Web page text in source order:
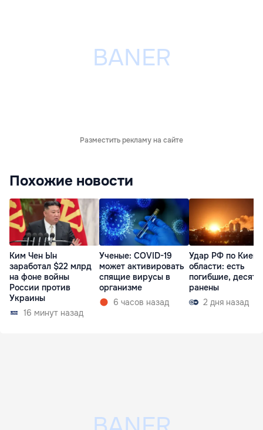
Разместить рекламу на сайте
Похожие новости
Ким Чен Ын
заработал $22 млрд
на фоне войны
России против
Украины
16 минут назад
Ученые: COVID-19
может активировать
спящие вирусы в
организме
6 часов назад
Удар РФ по
области: есть
погибшие,
ранены
2 дня назад